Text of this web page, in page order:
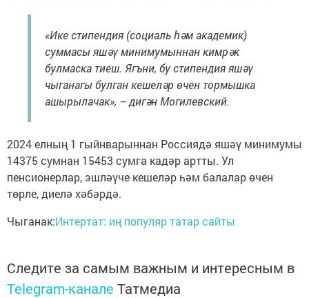
«Ике стипендия (социаль һәм академик)
суммасы яшәү минимумыннан кимрәк
булмаска тиеш. Ягъни, бу стипендия яшәү
чыганагы булган кешеләр өчен тормышка
ашырылачак», – дигән Могилевский.
2024 елның 1 гыйнварыннан Россиядә яшәү минимумы
14375 сумнан 15453 сумга кадәр артты. Ул
пенсионерлар, эшләүче кешеләр һәм балалар өчен
төрле, диелә хәбәрдә.
Чыганак:Интертат: иң популяр татар сайты
Следите за самым важным и интересным в
Telegram-канале Татмедиа